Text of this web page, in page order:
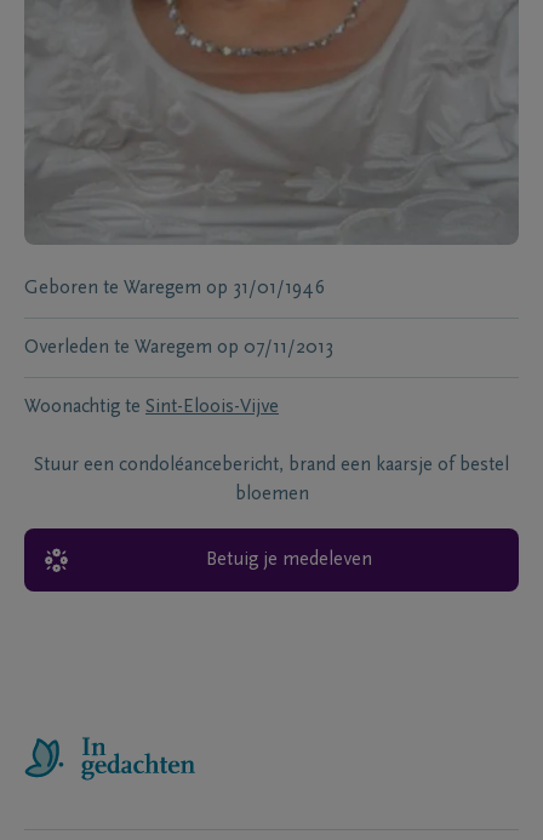
Geboren te Waregem op 31/01/1946
Overleden te Waregem op 07/11/2013
Woonachtig te Sint-Eloois-Vijve
Stuur een condoléancebericht, brand een kaarsje of bestel
bloemen
Betuig je medeleven